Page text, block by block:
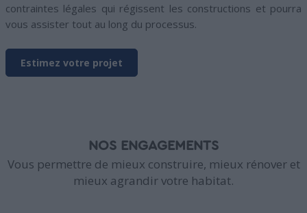
contraintes légales qui régissent les constructions et pourra
vous assister tout au long du processus.
Estimez votre projet
NOS ENGAGEMENTS
Vous permettre de mieux construire, mieux rénover et
mieux agrandir votre habitat.